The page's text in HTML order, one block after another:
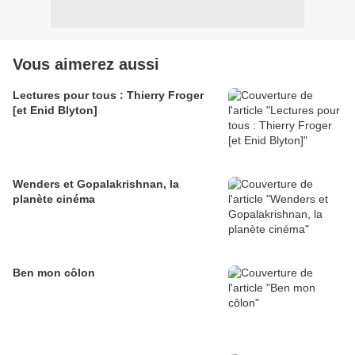
Vous aimerez aussi
Lectures pour tous : Thierry Froger
[et Enid Blyton]
Wenders et Gopalakrishnan, la
planète cinéma
Ben mon côlon